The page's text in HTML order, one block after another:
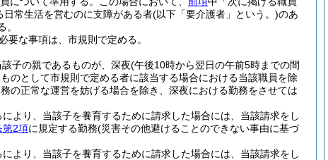
常生活を営むのに支障がある者(以下「要介護者」という。)のあ
な事項は、市規則で定める。
子の親であるものが、深夜(午後10時から翌日の午前5時までの間
のとして市規則で定める者に該当する場合における当該職員を除
の正常な運営を妨げる場合を除き、深夜における勤務をさせては
より、当該子を養育するために請求した場合には、当該請求をし
第2項に規定する勤務(災害その他避けることのできない事由に基づ
より、当該子を養育するために請求した場合には、当該請求をし